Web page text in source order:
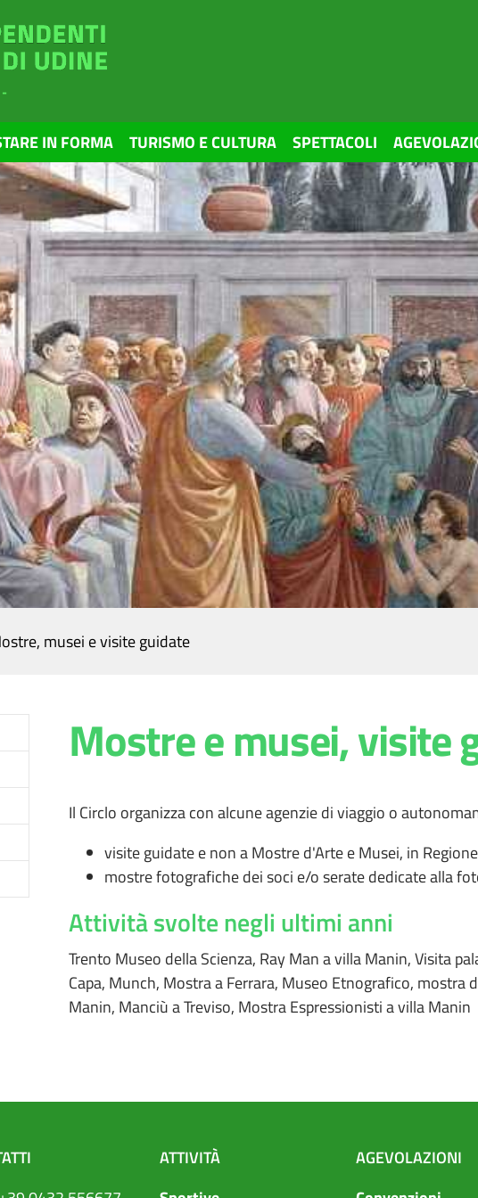
IN FORMA TURISMO E CULTURA SPETTACOLI
musei e visite guidate
Mostre e musei, visite
Il Circlo organizza con alcune agenzie di viaggio o
visite guidate e non a Mostre d'Arte e Musei, in
mostre fotografiche dei soci e/o serate dedicate alla
Attività svolte negli ultimi anni
Trento Museo della Scienza, Ray Man a villa Manin, Visita
Capa, Munch, Mostra a Ferrara, Museo Etnografico,
Manin, Manciù a Treviso, Mostra Espressionisti a villa Manin
ATTIVITÀ
AGEVOLAZIONI